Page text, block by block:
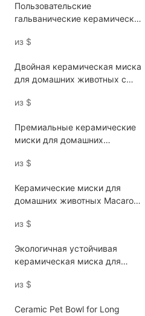
Пользовательские
гальванические керамические
с персонализированными
из $
Двойная керамическая миска
для домашних животных с
кормления и воды
из $
Премиальные керамические
миски для домашних
защитой шеи и приподнятым
из $
Керамические миски для
домашних животных Macaron
цветами
из $
Экологичная устойчивая
керамическая миска для
бамбуковым основанием
из $
Ceramic Pet Bowl for Long